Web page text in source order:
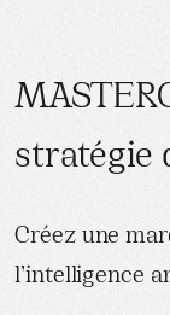
stratégie
Créez une
l’intelligence